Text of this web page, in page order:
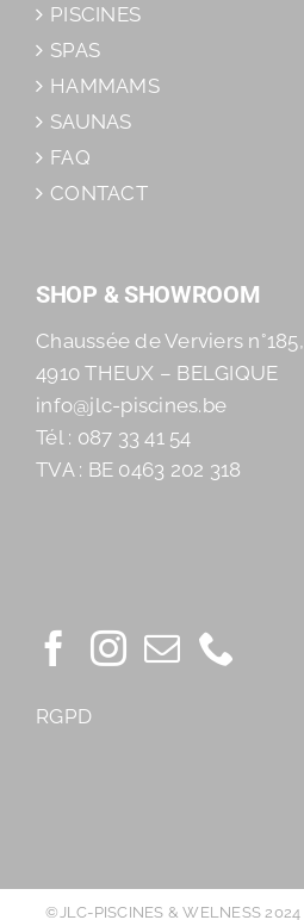
PISCINES
SPAS
HAMMAMS
SAUNAS
FAQ
CONTACT
SHOP & SHOWROOM
Chaussée de Verviers n°185,
4910 THEUX – BELGIQUE
info@jlc-piscines.be
Tél : 087 33 41 54
TVA : BE 0463 202 318
RGPD
©JLC-PISCINES & WELNESS 2024